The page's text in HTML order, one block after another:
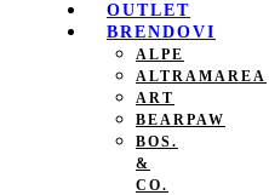
OUTLET
BRENDOVI
ALPE
ALTRAMAREA
ART
BEARPAW
BOS.
&
CO.